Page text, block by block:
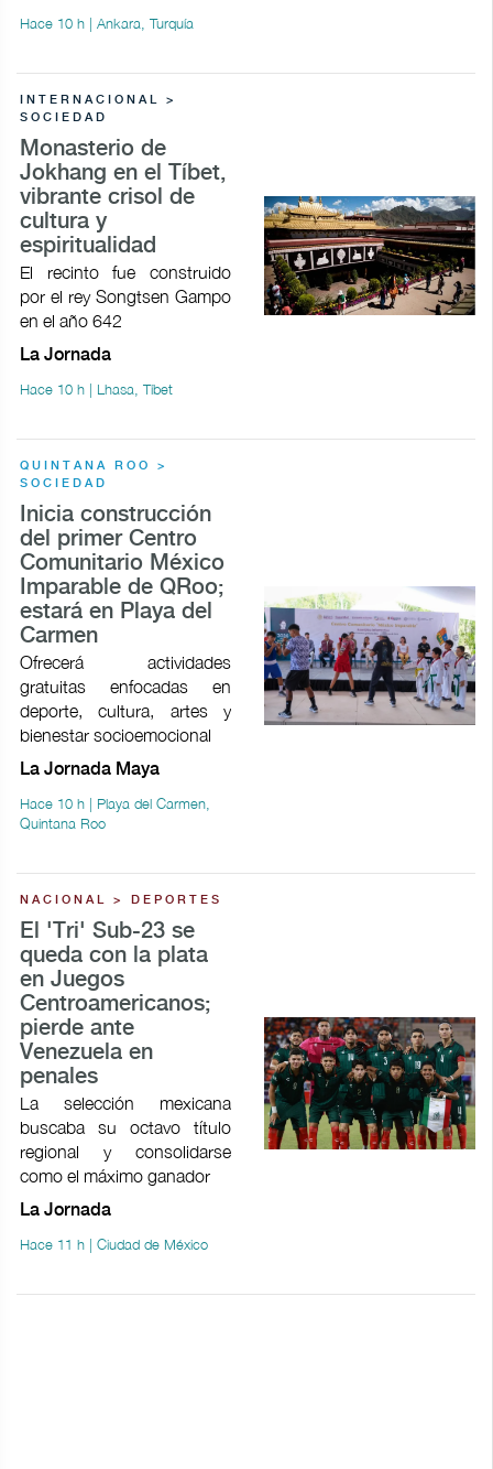
Hace 10 h | Ankara, Turquía
INTERNACIONAL >
SOCIEDAD
Monasterio de
Jokhang en el Tíbet,
vibrante crisol de
cultura y
espiritualidad
El recinto fue construido
por el rey Songtsen Gampo
en el año 642
La Jornada
Hace 10 h | Lhasa, Tíbet
QUINTANA ROO >
SOCIEDAD
Inicia construcción
del primer Centro
Comunitario México
Imparable de QRoo;
estará en Playa del
Carmen
Ofrecerá actividades
gratuitas enfocadas en
deporte, cultura, artes y
bienestar socioemocional
La Jornada Maya
Hace 10 h | Playa del Carmen,
Quintana Roo
NACIONAL > DEPORTES
El 'Tri' Sub-23 se
queda con la plata
en Juegos
Centroamericanos;
pierde ante
Venezuela en
penales
La selección mexicana
buscaba su octavo título
regional y consolidarse
como el máximo ganador
La Jornada
Hace 11 h | Ciudad de México